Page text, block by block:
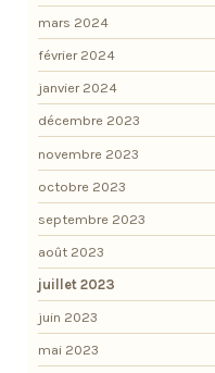
mars 2024
février 2024
janvier 2024
décembre 2023
novembre 2023
octobre 2023
septembre 2023
août 2023
juillet 2023
juin 2023
mai 2023